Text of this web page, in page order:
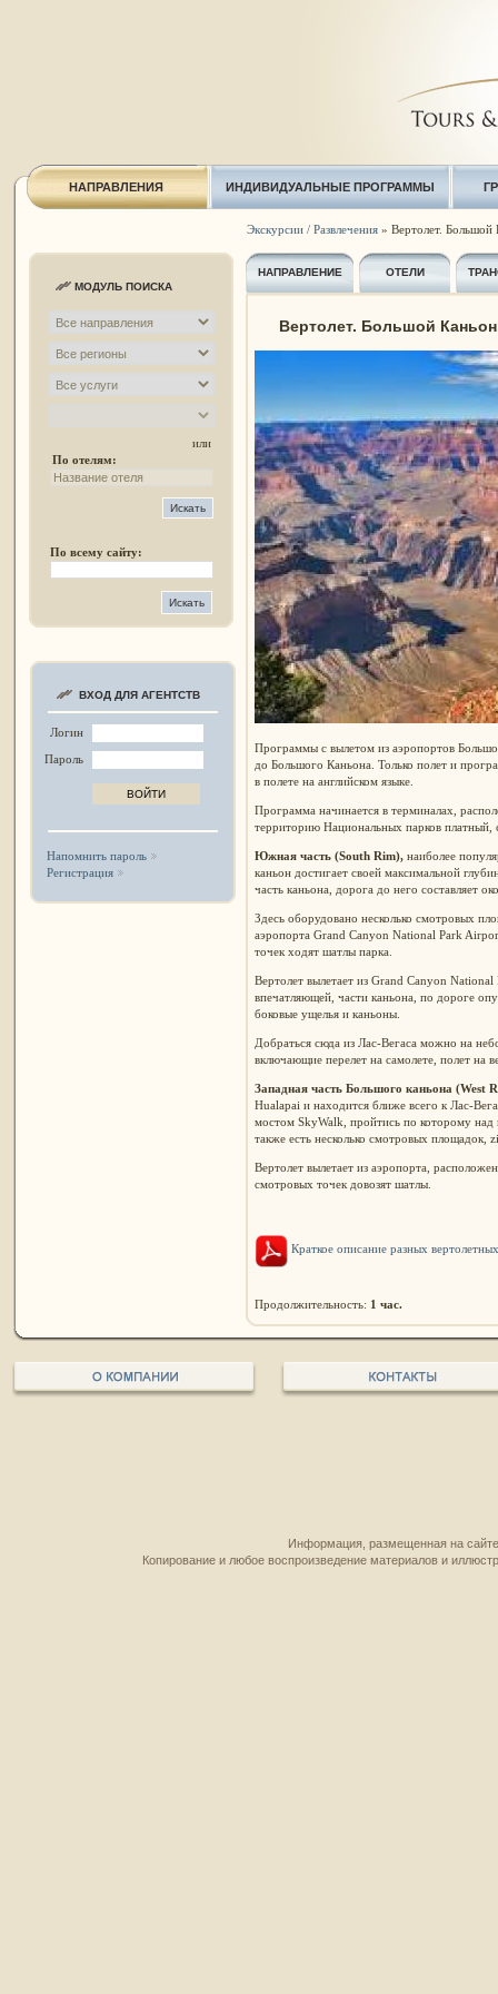
НАПРАВЛЕНИЯ ИНДИВИДУАЛЬНЫЕ ПРОГРАММЫ
МОДУЛЬ ПОИСКА
или
По отелям:
По всему сайту:
ВХОД ДЛЯ АГЕНТСТВ
Логин
Пароль
Напомнить пароль
Регистрация
Экскурсии / Развлечения» Вертолет. Большой
НАПРАВЛЕНИЕ ОТЕЛИ
Вертолет. Большой
Программы с вылетом из аэропортов
до Большого Каньона. Только полет и
в полете на английском языке.
Программа начинается в терминалах,
территорию Национальных парков платный,
Южная часть (South Rim), наиболее
каньон достигает своей максимальной
часть каньона, дорога до него составляет
Здесь оборудовано несколько смотровых
аэропорта Grand Canyon National Park
точек ходят шатлы парка.
Вертолет вылетает из Grand Canyon
впечатляющей, части каньона, по дороге
боковые ущелья и каньоны.
Добраться сюда из Лас-Вегаса можно на
включающие перелет на самолете, полет на
Западная часть Большого каньона (West
Hualapai и находится ближе всего к Лас-
мостом SkyWalk, пройтись по которому над
также есть несколько смотровых площадок,
Вертолет вылетает из аэропорта,
смотровых точек довозят шатлы.
Краткое описание разных
Продолжительность: 1 час.
Информация, размещенная на
Копирование и любое воспроизведение материалов и